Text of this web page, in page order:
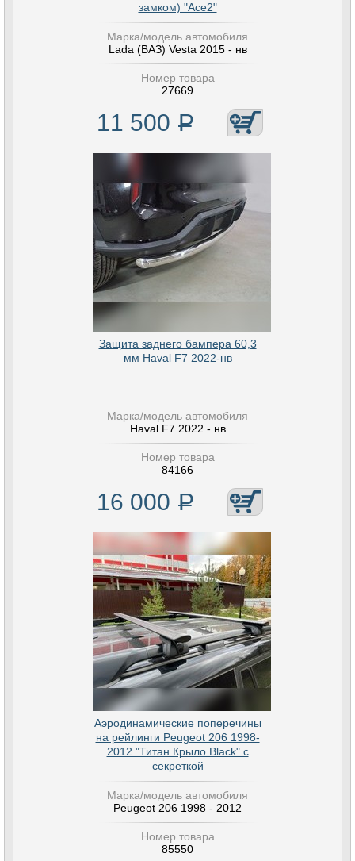
замком) "Ace2"
Марка/модель автомобиля
Lada (ВАЗ) Vesta 2015 - нв
Номер товара
27669
11 500 Р
Защита заднего бампера 60,3
мм Haval F7 2022-нв
Марка/модель автомобиля
Haval F7 2022 - нв
Номер товара
84166
16 000 Р
Аэродинамические поперечины
на рейлинги Peugeot 206 1998-
2012 "Титан Крыло Black" с
секреткой
Марка/модель автомобиля
Peugeot 206 1998 - 2012
Номер товара
85550